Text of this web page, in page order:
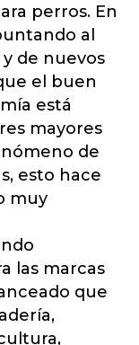
perros. En
al
de nuevos
el buen
está
mayores
de
esto hace
muy
las marcas
que